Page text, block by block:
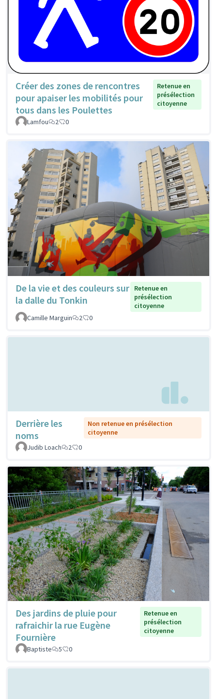
Créer des zones de rencontres
pour apaiser les mobilités pour
tous dans les Poulettes
Retenue en
présélection
citoyenne
Lamfou 2 0
De la vie et des couleurs sur
la dalle du Tonkin
Retenue en
présélection
citoyenne
Camille Marguin
2 0
Derrière les
noms
Non retenue en présélection
citoyenne
Judib Loach
2 0
Des jardins de pluie pour
rafraichir la rue Eugène
Fournière
Retenue en
présélection
citoyenne
Baptiste 5 0